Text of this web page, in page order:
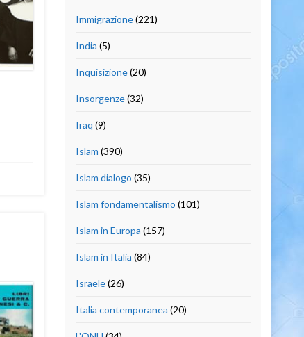
Immigrazione(221)
India (5)
Inquisizione(20)
Insorgenze(32)
Iraq (9)
Islam (390)
Islam dialogo (35)
Islam fondamentalismo (101)
Islam in Europa (157)
Islam in Italia (84)
Israele(26)
Italia contemporanea (20)